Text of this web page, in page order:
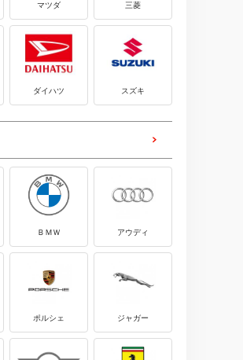
マツダ 三菱
ダイハツ スズキ
ＢＭＷ アウディ
ポルシェ ジャガー